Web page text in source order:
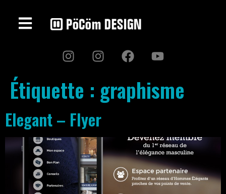
Étiquette : graphisme
Elegant – Flyer